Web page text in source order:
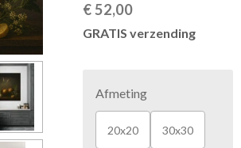
€ 52,00
GRATIS verzending
Afmeting
20x20 30x30